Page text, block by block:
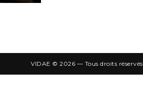
VIDAE © 2026 — Tous droits réservés